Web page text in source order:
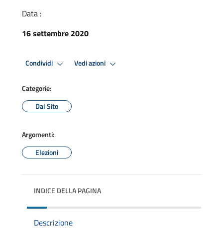
Data :
16 settembre 2020
Condividi Vedi azioni
Categorie:
Dal Sito
Argomenti:
Elezioni
INDICE DELLA PAGINA
Descrizione